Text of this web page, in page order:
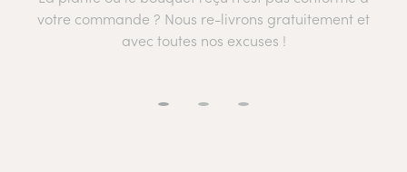
votre commande ? Nous re-livrons gratuitement et
avec toutes nos excuses !